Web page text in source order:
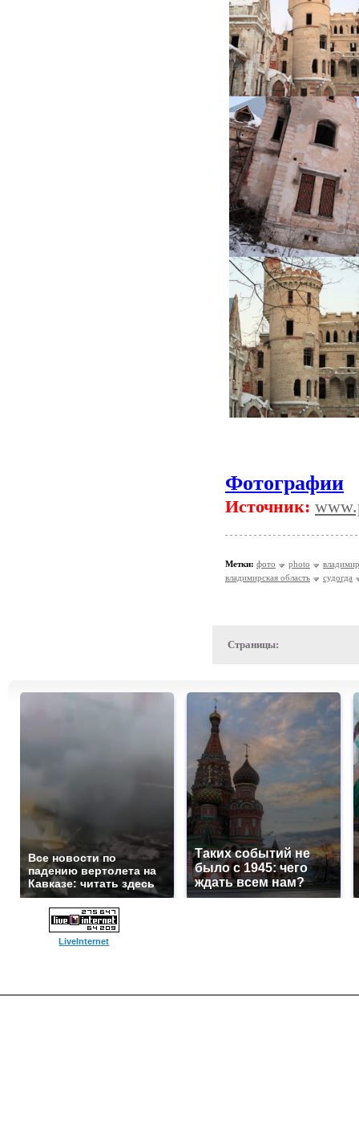
Фотографии
Источник:
Метки: фото photo
владимир
владимирская область
судогда
Страницы:
Все новости по
падению вертолета на
Кавказе: читать здесь
Таких событий не
было с 1945: чего
ждать всем нам?
LiveInternet